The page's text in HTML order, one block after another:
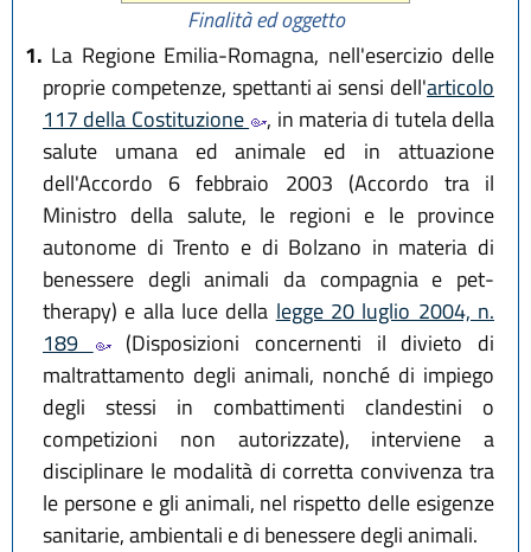
Finalità ed oggetto
1. La Regione Emilia-Romagna, nell'esercizio delle
proprie competenze, spettanti ai sensi dell'articolo
117 della Costituzione
, in materia di tutela della
salute umana ed animale ed in attuazione
dell'Accordo 6 febbraio 2003 (Accordo tra il
Ministro della salute, le regioni e le province
autonome di Trento e di Bolzano in materia di
benessere degli animali da compagnia e pet-
therapy) e alla luce della legge 20 luglio 2004, n.
189
(Disposizioni concernenti il divieto di
maltrattamento degli animali, nonché di impiego
degli stessi in combattimenti clandestini o
competizioni non autorizzate), interviene a
disciplinare le modalità di corretta convivenza tra
le persone e gli animali, nel rispetto delle esigenze
sanitarie, ambientali e di benessere degli animali.